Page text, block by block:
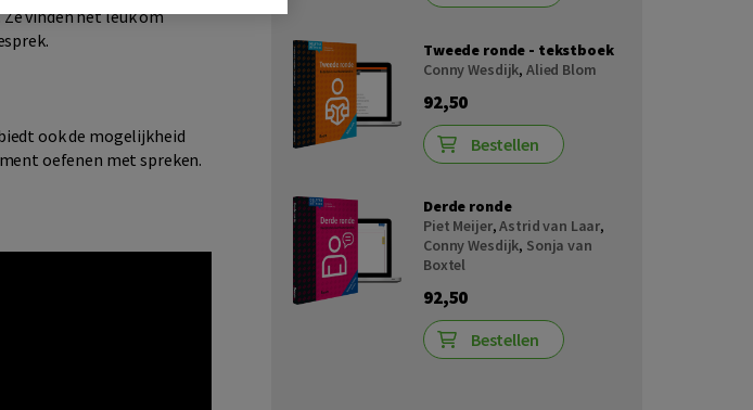
vinden het leuk om
ook de mogelijkheid
oefenen met spreken.
Tweede ronde - tekstboek
Conny Wesdijk, Alied Blom
92,50
Bestellen
Derde ronde
Piet Meijer,Astrid van Laar,
Conny Wesdijk, Sonja van
Boxtel
92,50
Bestellen